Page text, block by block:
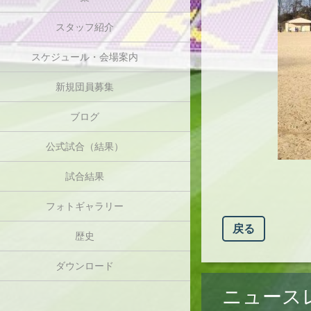
スタッフ紹介
スケジュール・会場案内
新規団員募集
ブログ
公式試合（結果）
試合結果
フォトギャラリー
歴史
ダウンロード
戻る
ニュース